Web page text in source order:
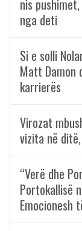
nis
nga deti
Si e solli
Matt Damon
karrierës
Virozat
vizita në
“Verë dhe
Portokallisë